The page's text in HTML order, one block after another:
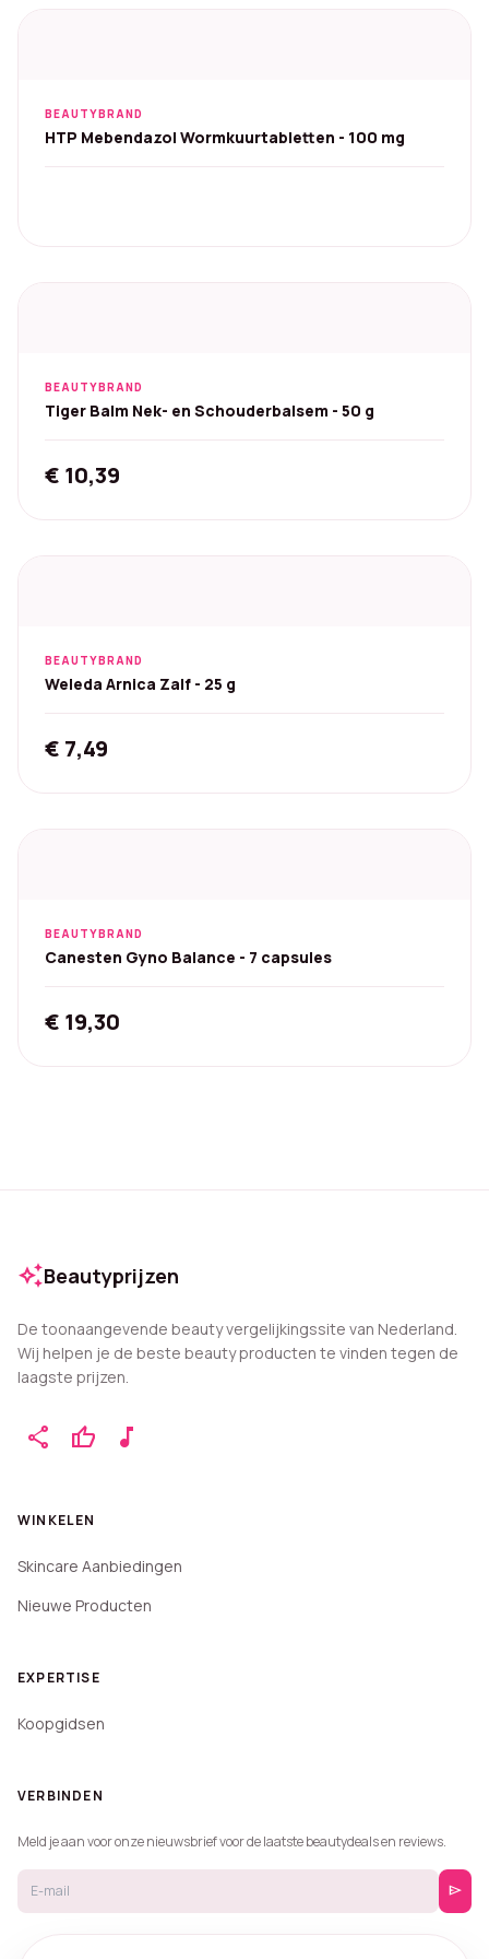
BEAUTYBRAND
HTP Mebendazol Wormkuurtabletten - 100 mg
BEAUTYBRAND
Tiger Balm Nek- en Schouderbalsem - 50 g
€ 10,39
BEAUTYBRAND
Weleda Arnica Zalf - 25 g
€ 7,49
BEAUTYBRAND
Canesten Gyno Balance - 7 capsules
€ 19,30
auto_awesomeBeautyprijzen
De toonaangevende beauty vergelijkingssite van Nederland.
Wij helpen je de beste beauty producten te vinden tegen de
laagste prijzen.
share thumb_up music_note
WINKELEN
Skincare Aanbiedingen
Nieuwe Producten
EXPERTISE
Koopgidsen
VERBINDEN
Meld je aan voor onze nieuwsbrief voor de laatste beautydeals en reviews.
send